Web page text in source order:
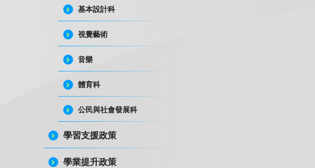
基本設計科
視覺藝術
音樂
體育科
公民與社會發展科
學習支援政策
學業提升政策